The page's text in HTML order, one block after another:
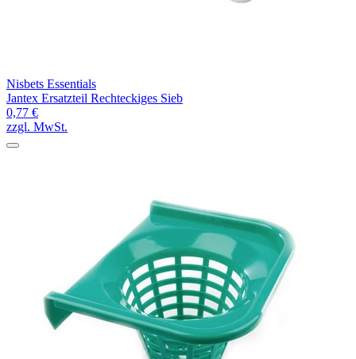
Nisbets Essentials
Jantex Ersatzteil Rechteckiges Sieb
0,77 €
zzgl. MwSt.